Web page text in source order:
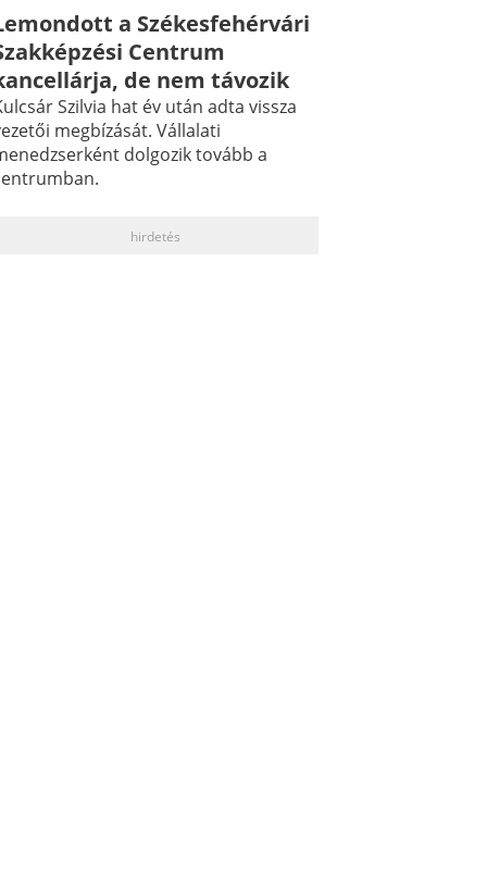
a Székesfehérvári
Centrum
de nem távozik
Szilvia hat év után adta vissza
megbízását. Vállalati
dolgozik tovább a
hirdetés